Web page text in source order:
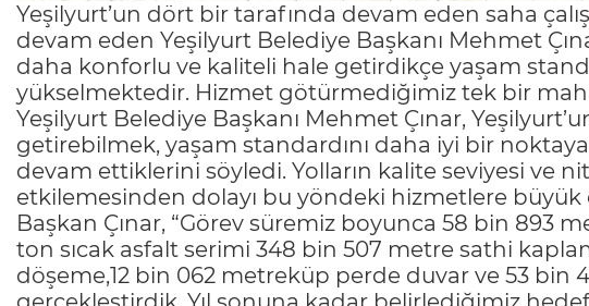
Yeşilyurt’un dört bir tarafında devam eden saha
devam eden Yeşilyurt Belediye Başkanı Mehmet
daha konforlu ve kaliteli hale getirdikçe yaşam
yükselmektedir. Hizmet götürmediğimiz tek bir
Yeşilyurt Belediye Başkanı Mehmet Çınar,
getirebilmek, yaşam standardını daha iyi bir noktaya
devam ettiklerini söyledi. Yolların kalite seviyesi ve
etkilemesinden dolayı bu yöndeki hizmetlere
Başkan Çınar, “Görev süremiz boyunca 58 bin 893
ton sıcak asfalt serimi 348 bin 507 metre sathi
döşeme,12 bin 062 metreküp perde duvar ve 53 bin